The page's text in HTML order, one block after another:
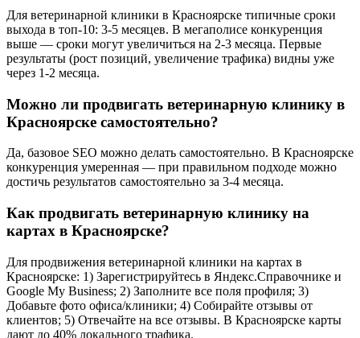
Для ветеринарной клиники в Красноярске типичные сроки
выхода в топ-10: 3-5 месяцев. В мегаполисе конкуренция
выше — сроки могут увеличиться на 2-3 месяца. Первые
результаты (рост позиций, увеличение трафика) видны уже
через 1-2 месяца.
Можно ли продвигать ветеринарную клинику в
Красноярске самостоятельно?
Да, базовое SEO можно делать самостоятельно. В Красноярске
конкуренция умеренная — при правильном подходе можно
достичь результатов самостоятельно за 3-4 месяца.
Как продвигать ветеринарную клинику на
картах в Красноярске?
Для продвижения ветеринарной клиники на картах в
Красноярске: 1) Зарегистрируйтесь в Яндекс.Справочнике и
Google My Business; 2) Заполните все поля профиля; 3)
Добавьте фото офиса/клиники; 4) Собирайте отзывы от
клиентов; 5) Отвечайте на все отзывы. В Красноярске карты
дают до 40% локального трафика.